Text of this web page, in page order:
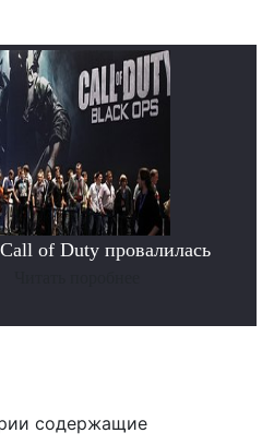
of Duty провалилась
содержащие